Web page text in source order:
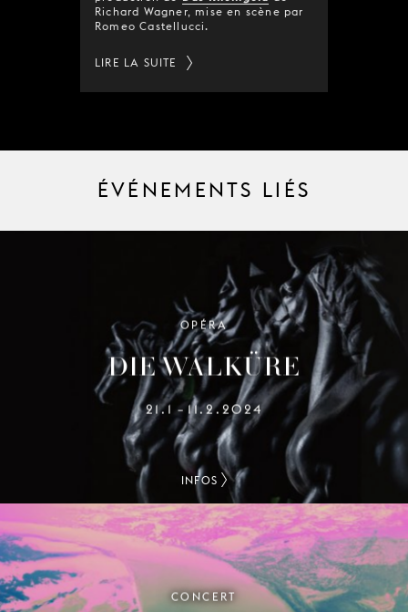
Richard Wagner, mise en scène par
Romeo Castellucci.
LIRE LA SUITE
ÉVÉNEMENTS LIÉS
OPÉRA
DIE WALKÜRE
21.1 – 11.2.2024
INFOS
CONCERT